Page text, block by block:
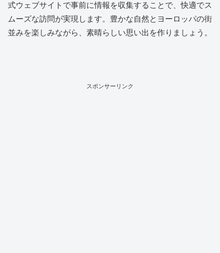
式ウェブサイトで事前に情報を収集することで、快適でス
ムーズな訪問が実現します。豊かな自然とヨーロッパの街
並みを楽しみながら、素晴らしい思い出を作りましょう。
スポンサーリンク